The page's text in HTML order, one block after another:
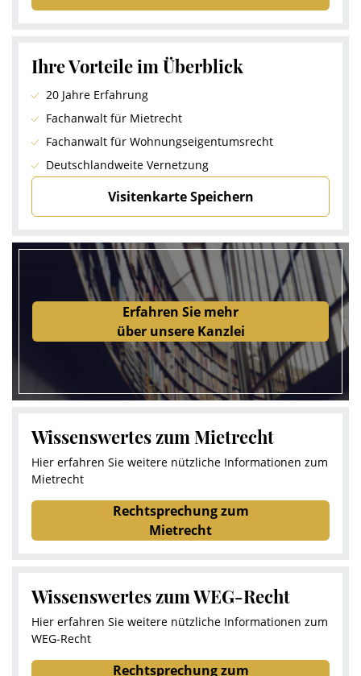
Ihre Vorteile im Überblick
20 Jahre Erfahrung
Fachanwalt für Mietrecht
Fachanwalt für Wohnungseigentumsrecht
Deutschlandweite Vernetzung
Visitenkarte Speichern
Erfahren Sie mehr
über unsere Kanzlei
Wissenswertes zum Mietrecht
Hier erfahren Sie weitere nützliche Informationen zum
Mietrecht
Rechtsprechung zum
Mietrecht
Wissenswertes zum WEG-Recht
Hier erfahren Sie weitere nützliche Informationen zum
WEG-Recht
Rechtsprechung zum